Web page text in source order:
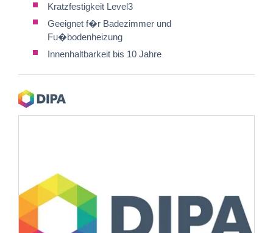
Kratzfestigkeit Level3
Geeignet f�r Badezimmer und
Fu�bodenheizung
Innenhaltbarkeit bis 10 Jahre